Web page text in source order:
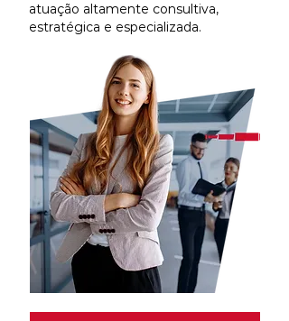
atuação altamente consultiva,
estratégica e especializada.